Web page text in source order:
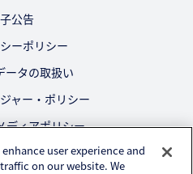
公告
ーポリシー
ータの取扱い
ャー・ポリシー
ディアポリシー
あたってuser experience and
on our website. We